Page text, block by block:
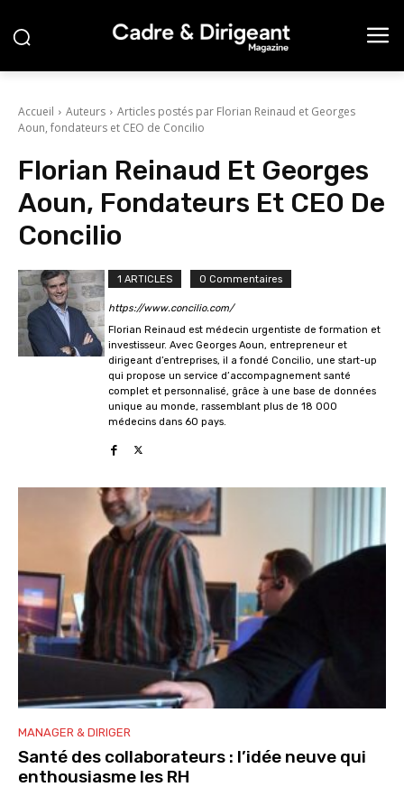
Accueil Auteurs
Articles postés par Florian Reinaud et Georges
Aoun, fondateurs et CEO de Concilio
Florian Reinaud Et Georges
Aoun, Fondateurs Et CEO De
Concilio
1 ARTICLES 0 Commentaires
https://www.concilio.com/
Florian Reinaud est médecin urgentiste de formation et
investisseur. Avec Georges Aoun, entrepreneur et
dirigeant d’entreprises, il a fondé Concilio, une start-up
qui propose un service d’accompagnement santé
complet et personnalisé, grâce à une base de données
unique au monde, rassemblant plus de 18 000
médecins dans 60 pays.
MANAGER & DIRIGER
Santé des collaborateurs : l’idée neuve qui
enthousiasme les RH